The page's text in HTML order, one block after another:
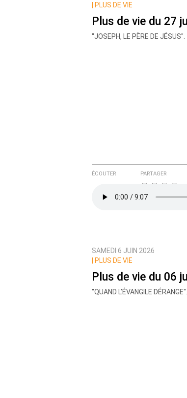
Nom
Courriel (non publié)
Prévenez-moi de tous
PLUS DE VIE
Plus de vie du 27
"JOSEPH, LE PÈRE DE JÉSUS".
ÉCOUTER PARTAGER
SAMEDI 6 JUIN 2026
PLUS DE VIE
Plus de vie du 06
"QUAND L’ÉVANGILE DÉRANGE".